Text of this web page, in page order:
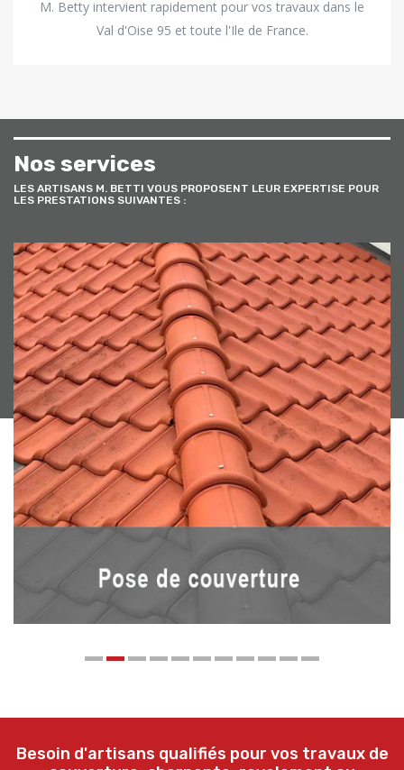
M. Betty intervient rapidement pour vos travaux dans le
Val d'Oise 95 et toute l'Ile de France.
Nos services
LES ARTISANS M. BETTI VOUS PROPOSENT LEUR EXPERTISE POUR
LES PRESTATIONS SUIVANTES :
Besoin d'artisans qualifiés pour vos travaux de